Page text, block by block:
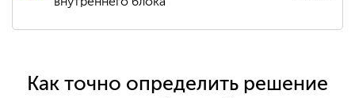
Как точно определить решение